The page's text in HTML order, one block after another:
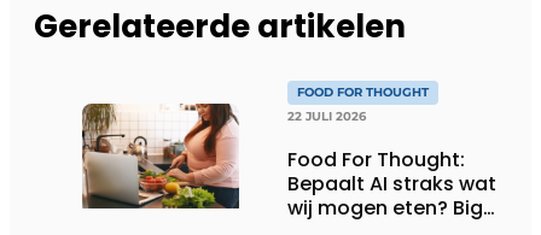
Gerelateerde artikelen
FOOD FOR THOUGHT
22 JULI 2026
Food For Thought:
Bepaalt AI straks wat
wij mogen eten? Big